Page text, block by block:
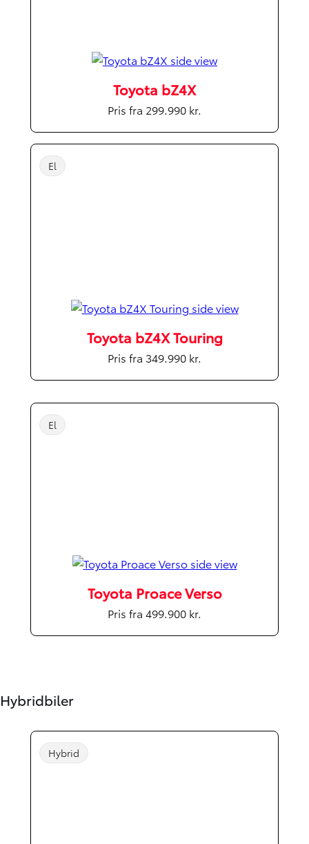
Toyota bZ4X
Pris fra 299.990 kr.
El
Toyota bZ4X Touring
Pris fra 349.990 kr.
El
Toyota Proace Verso
Pris fra 499.900 kr.
Hybridbiler
Hybrid